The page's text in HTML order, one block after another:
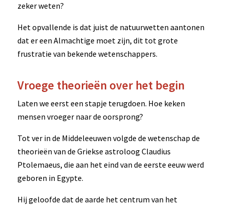
zeker weten?
Het opvallende is dat juist de natuurwetten aantonen
dat er een Almachtige moet zijn, dit tot grote
frustratie van bekende wetenschappers.
Vroege theorieën over het begin
Laten we eerst een stapje terugdoen. Hoe keken
mensen vroeger naar de oorsprong?
Tot ver in de Middeleeuwen volgde de wetenschap de
theorieën van de Griekse astroloog Claudius
Ptolemaeus, die aan het eind van de eerste eeuw werd
geboren in Egypte.
Hij geloofde dat de aarde het centrum van het